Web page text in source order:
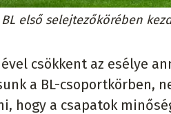
első selejtezőkörében
csökkent az esélye
a BL-csoportkörben,
hogy a csapatok